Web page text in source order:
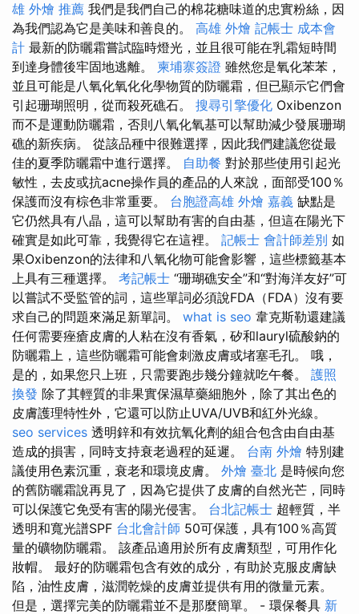
雄 外燴 推薦 我們是我們自己的棉花糖味道的忠實粉絲，因
為我們認為它是美味和善良的。 高雄 外燴 記帳士 成本會
計 最新的防曬霜嘗試臨時燈光，並且很可能在乳霜短時間
到達身體後牢固地逃離。 柬埔寨簽證 雖然您是氧化苯苯，
並且可能是八氧化氧化化學物質的防曬霜，但已顯示它們會
引起珊瑚照明，從而殺死礁石。 搜尋引擎優化 Oxibenzon
而不是運動防曬霜，否則八氧化氧基可以幫助減少發展珊瑚
礁的新疾病。 從該品種中很難選擇，因此我們建議您從最
佳的夏季防曬霜中進行選擇。 自助餐 對於那些使用引起光
敏性，去皮或抗acne操作員的產品的人來說，面部受100％
保護而沒有棕色非常重要。 台胞證高雄 外燴 嘉義 缺點是
它仍然具有八晶，這可以幫助有害的自由基，但這在陽光下
確實是如此可靠，我覺得它在這裡。 記帳士 會計師差別 如
果Oxibenzon的法律和八氧化物可能會影響，這些標籤基本
上具有三種選擇。 考記帳士 “珊瑚礁安全”和“對海洋友好”可
以嘗試不受監管的詞，這些單詞必須說FDA（FDA）沒有要
求自己的問題來滿足新單詞。 what is seo 韋克斯勒還建議
任何需要痤瘡皮膚的人粘在沒有香氣，矽和lauryl硫酸鈉的
防曬霜上，這些防曬霜可能會刺激皮膚或堵塞毛孔。 哦，
是的，如果您只上班，只需要跑步幾分鐘就吃午餐。 護照
換發 除了其輕質的非果實保濕草藥細胞外，除了其出色的
皮膚護理特性外，它還可以防止UVA/UVB和紅外光線。
seo services 透明鋅和有效抗氧化劑的組合包含由自由基
造成的損害，同時支持衰老過程的延遲。 台南 外燴 特別建
議使用色素沉重，衰老和環境皮膚。 外燴 臺北 是時候向您
的舊防曬霜說再見了，因為它提供了皮膚的自然光芒，同時
可以保護它免受有害的陽光侵害。 台北記帳士 超輕質，半
透明和寬光譜SPF 台北會計師 50可保護，具有100％高質
量的礦物防曬霜。 該產品適用於所有皮膚類型，可用作化
妝帽。 最好的防曬霜包含有效的成分，有助於克服皮膚缺
陷，油性皮膚，滋潤乾燥的皮膚並提供有用的微量元素。
但是，選擇完美的防曬霜並不是那麼簡單。 - 環保餐具 新